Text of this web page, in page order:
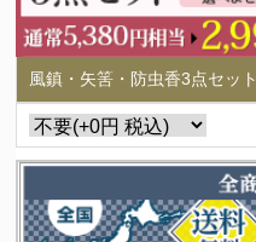
風鎮・矢筈・防虫香3点セット